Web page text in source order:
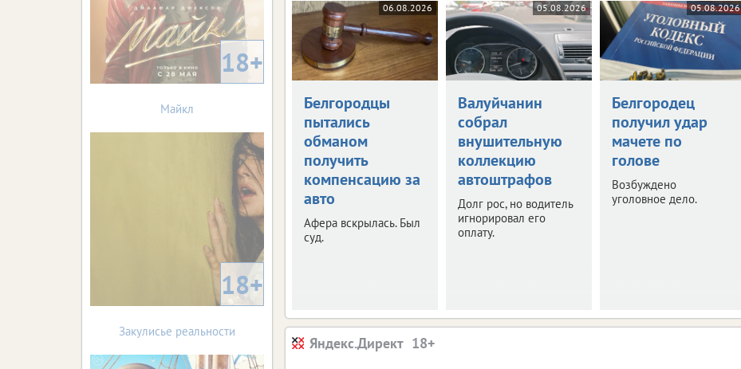
06.08.2026
Белгородцы
пытались
обманом
получить
компенсацию за
авто
Афера вскрылась. Был
суд.
05.08.2026
Валуйчанин
собрал
внушительную
коллекцию
автоштрафов
Долг рос, но водитель
игнорировал его
оплату.
05.08.2026
Белгородец
получил удар
мачете по
голове
Возбуждено
уголовное дело.
Яндекс.Директ
18+
Майкл
18+
Закулисье реальности